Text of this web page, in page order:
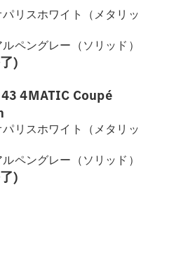
パリスホワイト（メタリッ
ルペングレー（ソリッド）
)
4MATIC Coupé
パリスホワイト（メタリッ
ルペングレー（ソリッド）
)